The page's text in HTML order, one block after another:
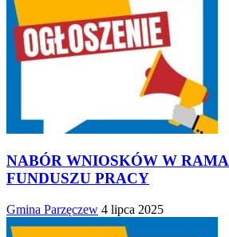
NABÓR WNIOSKÓW W
FUNDUSZU PRACY
Gmina Parzęczew 4 lipca 2025